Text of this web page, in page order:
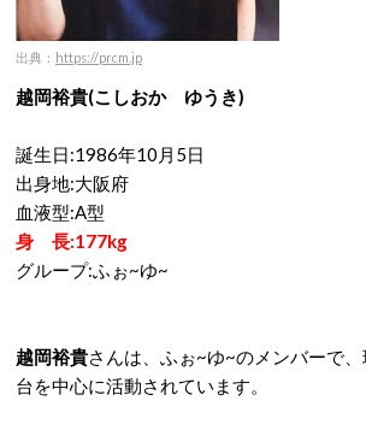
出典： https://prcm.jp
越岡裕貴(こしおか ゆうき)
誕生日:1986年10月5日
出身地:大阪府
血液型:A型
身 長:177kg
グループ:ふぉ~ゆ~
越岡裕貴さんは、ふぉ~ゆ~のメンバーで
台を中心に活動されています。